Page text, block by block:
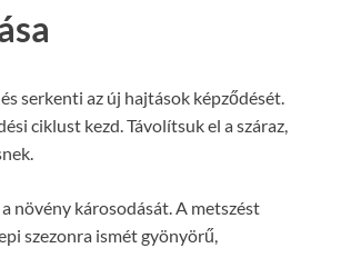
serkenti az új hajtások képződését.
ciklust kezd. Távolítsuk el a száraz,
növény károsodását. A metszést
szezonra ismét gyönyörű,